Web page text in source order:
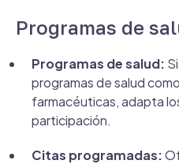
Programas de
Programas de salud:
programas de salud
farmacéuticas, adapta
participación.
Citas programadas: